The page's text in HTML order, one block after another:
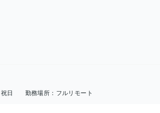
日 勤務場所： フルリモート